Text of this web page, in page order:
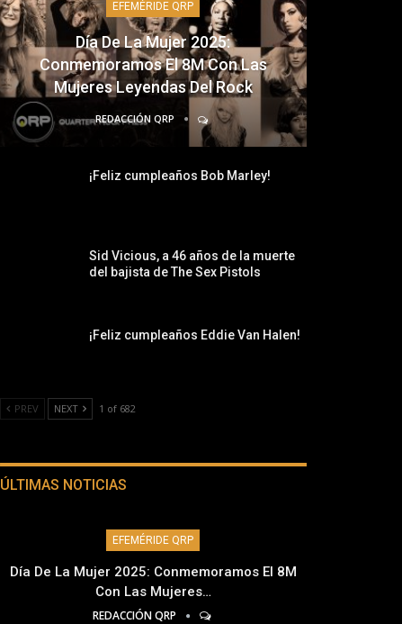
EFEMÉRIDE QRP
Día De La Mujer 2025:
Conmemoramos El 8M Con Las
Mujeres Leyendas Del Rock
REDACCIÓN QRP
¡Feliz cumpleaños Bob Marley!
Sid Vicious, a 46 años de la muerte
del bajista de The Sex Pistols
¡Feliz cumpleaños Eddie Van Halen!
PREV NEXT 1 of 682
ÚLTIMAS NOTICIAS
EFEMÉRIDE QRP
Día De La Mujer 2025: Conmemoramos El 8M
Con Las Mujeres…
REDACCIÓN QRP